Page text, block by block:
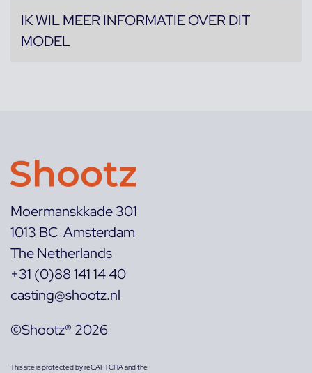
IK WIL MEER INFORMATIE OVER DIT
MODEL
Moermanskkade 301
1013 BC Amsterdam
The Netherlands
+31 (0)88 141 14 40
casting@shootz.nl
©Shootz® 2026
This site is protected by reCAPTCHA and the